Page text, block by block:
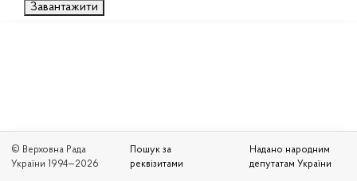
Завантажити
© Верховна Рада
України 1994—2026
Пошук за
реквізитами
Надано народним
депутатам України